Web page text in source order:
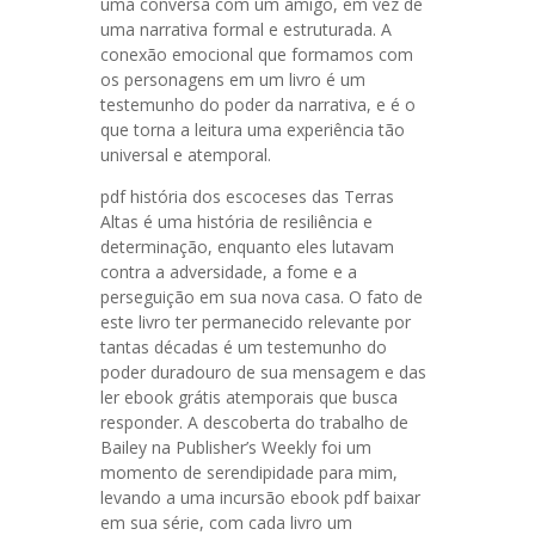
uma narrativa formal e estruturada. A
conexão emocional que formamos com
os personagens em um livro é um
testemunho do poder da narrativa, e é o
que torna a leitura uma experiência tão
universal e atemporal.
pdf história dos escoceses das Terras
Altas é uma história de resiliência e
determinação, enquanto eles lutavam
contra a adversidade, a fome e a
perseguição em sua nova casa. O fato de
este livro ter permanecido relevante por
tantas décadas é um testemunho do
poder duradouro de sua mensagem e das
ler ebook grátis atemporais que busca
responder. A descoberta do trabalho de
Bailey na Publisher’s Weekly foi um
momento de serendipidade para mim,
levando a uma incursão ebook pdf baixar
em sua série, com cada livro um